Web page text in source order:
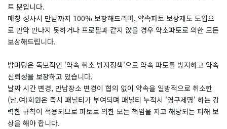
트 뿐입니다.
매칭 성사시 만남까지 100% 보장해드리며, 약속파토 보상제도 도입으
로 만약 만나지 못하거나 프로필과 같지 않을 경우 약소파토로 의한 모든
보상해드립니다.
밤미팅은 독보적인 '약속 취소 방지정책'으로 약속 파토를 방지하고 약속
신뢰성을 보장하고 있습니다.
날짜 시간 변경, 만남장소 변경이 협의 없이 약속을 일방적으로 취소한
(남.여)회원은 즉시 패널티가 부여되며 패널티 누적시 '영구제명' 하는 강
력한 규칙이 적용되므로 파토로 의한 모든 책임을 지고 해당되는 피해 보
상을 해야 합니다.